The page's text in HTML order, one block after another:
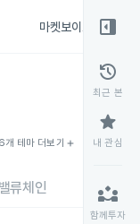
마켓보이스
6개 테마 더보기 add
류체인
right_panel_open
history
최근 본
star
내 관심
partner_exchange
함께투자